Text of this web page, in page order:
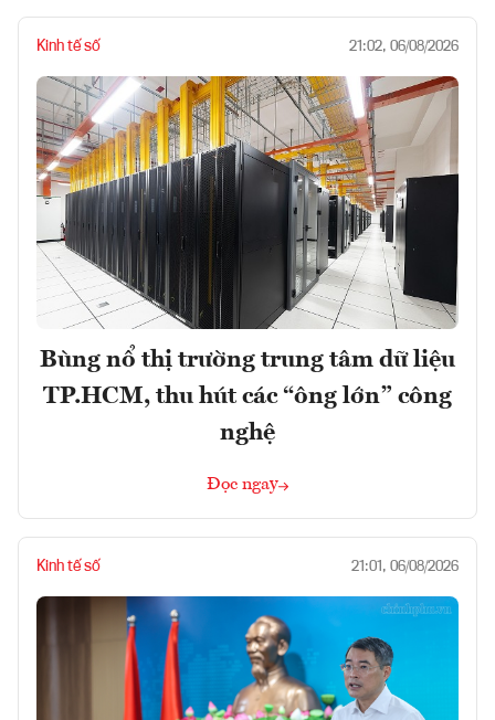
Kinh tế số 21:02, 06/08/2026
Bùng nổ thị trường trung tâm dữ liệu
TP.HCM, thu hút các “ông lớn” công
nghệ
Đọc ngay
Kinh tế số 21:01, 06/08/2026